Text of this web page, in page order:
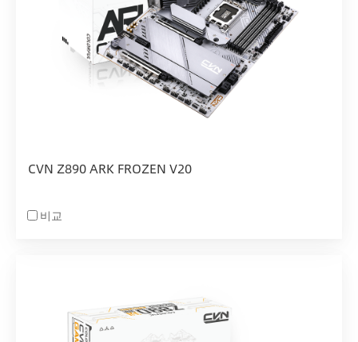
CVN Z890 ARK FROZEN V20
비교